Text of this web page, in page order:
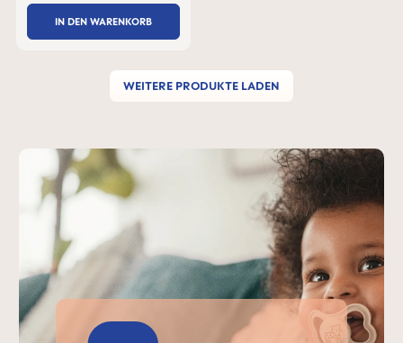
IN DEN WARENKORB
WEITERE PRODUKTE LADEN
MAM-Teaser überspringen